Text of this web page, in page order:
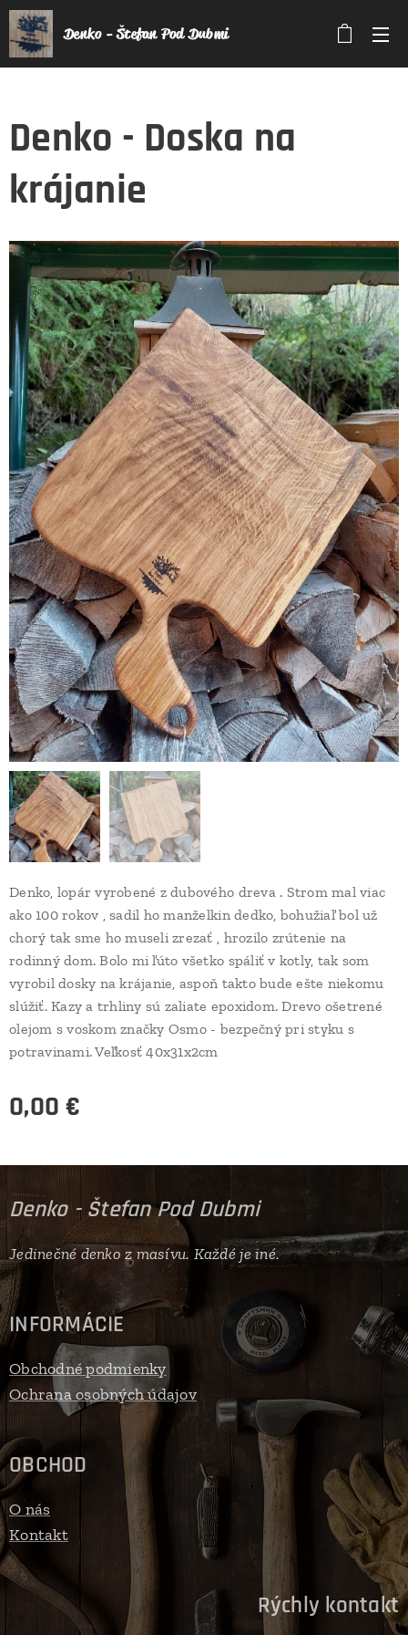
Denko - Štefan Pod Dubmi
Denko - Doska na
krájanie
Denko, lopár vyrobené z dubového dreva . Strom mal viac
ako 100 rokov , sadil ho manželkin dedko, bohužiaľ bol už
chorý tak sme ho museli zrezať , hrozilo zrútenie na
rodinný dom. Bolo mi ľúto všetko spáliť v kotly, tak som
vyrobil dosky na krájanie, aspoň takto bude ešte niekomu
slúžiť. Kazy a trhliny sú zaliate epoxidom. Drevo ošetrené
olejom s voskom značky Osmo - bezpečný pri styku s
potravinami. Veľkosť 40x31x2cm
0,00 €
Denko - Štefan Pod Dubmi
Jedinečné denko z masívu. Každé je iné.
INFORMÁCIE
Obchodné podmienky
Ochrana osobných údajov
OBCHOD
O nás
Kontakt
Rýchly kontakt